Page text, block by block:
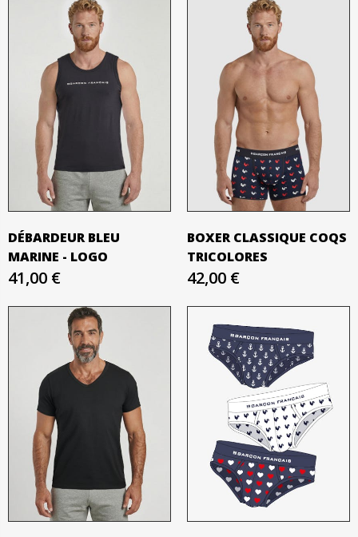
DÉBARDEUR BLEU
MARINE - LOGO
41,00 €
BOXER CLASSIQUE COQS
TRICOLORES
42,00 €